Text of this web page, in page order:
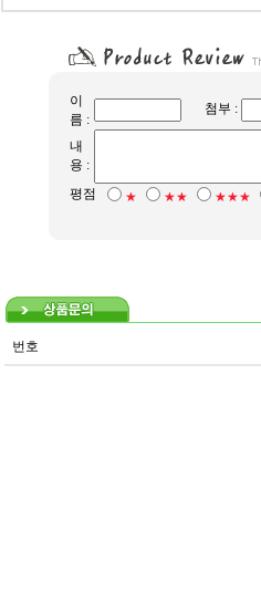
이
름 :
첨부 :
내
용 :
평점
★ ★★ ★★★
번호